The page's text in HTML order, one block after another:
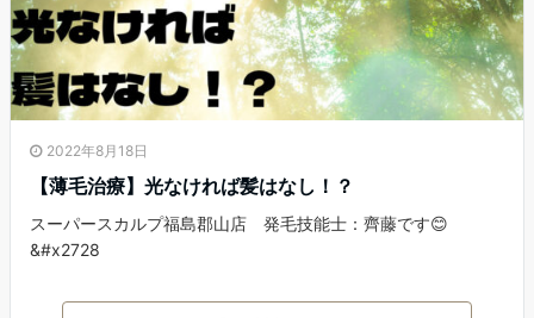
2022年8月18日
【薄毛治療】光なければ髪はなし！？
スーパースカルプ福島郡山店 発毛技能士：齊藤です😊
&#x2728